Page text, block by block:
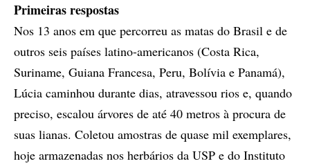
Primeiras respostas
Nos 13 anos em que percorreu as matas do Brasil e de
outros seis países latino-americanos (Costa Rica,
Suriname, Guiana Francesa, Peru, Bolívia e Panamá),
Lúcia caminhou durante dias, atravessou rios e, quando
preciso, escalou árvores de até 40 metros à procura de
suas lianas. Coletou amostras de quase mil exemplares,
hoje armazenadas nos herbários da USP e do Instituto